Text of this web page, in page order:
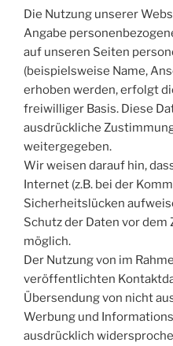
Die Nutzung unserer
Angabe
auf unseren Seiten
(beispielsweise Name,
erhoben werden, erfolgt
freiwilliger Basis. Diese
ausdrückliche
weitergegeben.
Wir weisen darauf hin,
Internet (z.B. bei der
Sicherheitslücken
Schutz der Daten vor
möglich.
Der Nutzung von im
veröffentlichten
Übersendung von nicht
Werbung und
ausdrücklich